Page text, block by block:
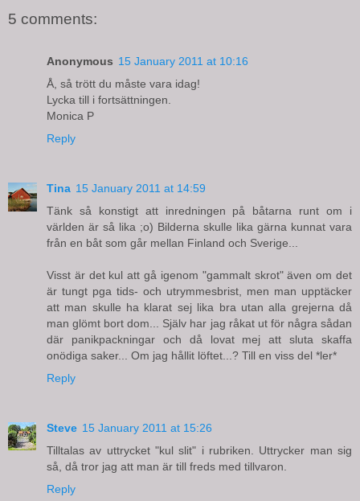
5 comments:
Anonymous 15 January 2011 at 10:16
Å, så trött du måste vara idag!
Lycka till i fortsättningen.
Monica P
Reply
Tina 15 January 2011 at 14:59
Tänk så konstigt att inredningen på båtarna runt om i
världen är så lika ;o) Bilderna skulle lika gärna kunnat vara
från en båt som går mellan Finland och Sverige...
Visst är det kul att gå igenom "gammalt skrot" även om det
är tungt pga tids- och utrymmesbrist, men man upptäcker
att man skulle ha klarat sej lika bra utan alla grejerna då
man glömt bort dom... Själv har jag råkat ut för några sådan
där panikpackningar och då lovat mej att sluta skaffa
onödiga saker... Om jag hållit löftet...? Till en viss del *ler*
Reply
Steve 15 January 2011 at 15:26
Tilltalas av uttrycket "kul slit" i rubriken. Uttrycker man sig
så, då tror jag att man är till freds med tillvaron.
Reply